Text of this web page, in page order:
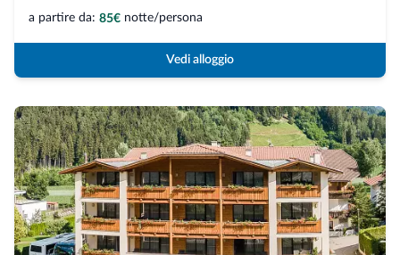
a partire da: 85€ notte/persona
Vedi alloggio